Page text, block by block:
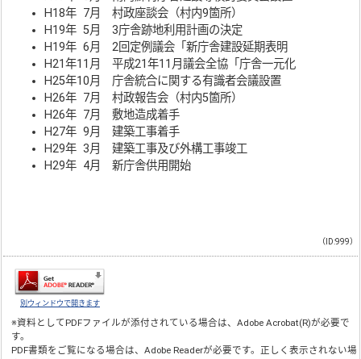
H18年 7月 村政座談会（村内9箇所）
H19年 5月 3庁舎跡地利用計画の決定
H19年 6月 2回定例議会「新庁舎建設延期表明
H21年11月 平成21年11月議会全協「庁舎一元化
H25年10月 庁舎統合に関する有識者会議設置
H26年 7月 村政報告会（村内5箇所）
H26年 7月 敷地造成着手
H27年 9月 建築工事着手
H29年 3月 建築工事及び外構工事竣工
H29年 4月 新庁舎供用開始
（ID:999）
別ウィンドウで開きます
※資料としてPDFファイルが添付されている場合は、Adobe Acrobat(R)が必要で
す。
PDF書類をご覧になる場合は、Adobe Readerが必要です。正しく表示されない場